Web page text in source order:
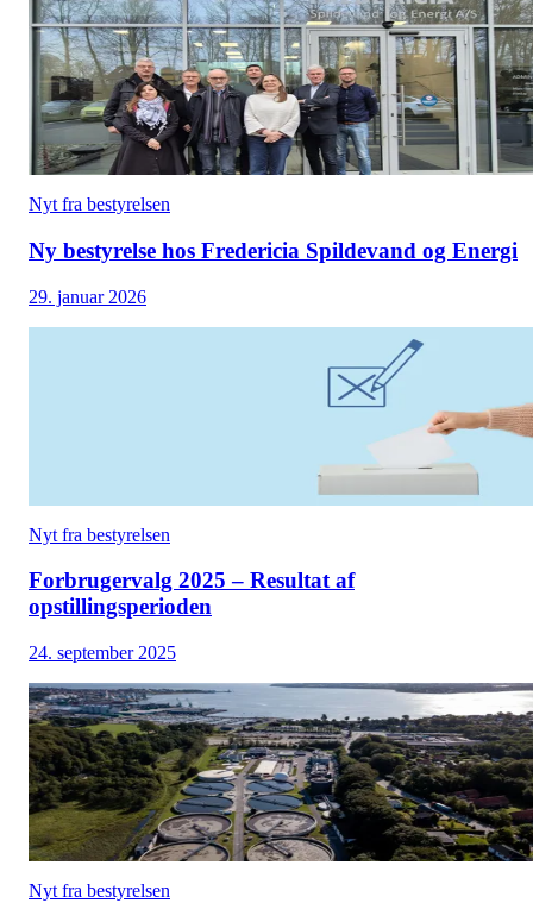
Nyt fra bestyrelsen
Ny bestyrelse hos Fredericia Spildevand og Energi
29. januar 2026
Nyt fra bestyrelsen
Forbrugervalg 2025 – Resultat af
opstillingsperioden
24. september 2025
Nyt fra bestyrelsen